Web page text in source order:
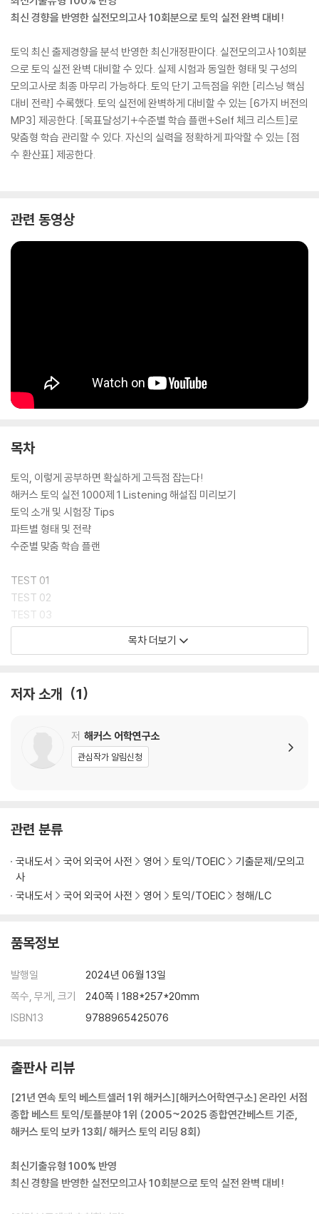
최신 경향을 반영한 실전모의고사 10회분으로 토익 실전 완벽 대비!
토익 최신 출제경향을 분석 반영한 최신개정판이다. 실전모의고사 10회분
으로 토익 실전 완벽 대비할 수 있다. 실제 시험과 동일한 형태 및 구성의
모의고사로 최종 마무리 가능하다. 토익 단기 고득점을 위한 [리스닝 핵심
대비 전략] 수록했다. 토익 실전에 완벽하게 대비할 수 있는 [6가지 버전의
MP3] 제공한다. [목표달성기+수준별 학습 플랜+Self 체크 리스트]로
맞춤형 학습 관리할 수 있다. 자신의 실력을 정확하게 파악할 수 있는 [점
수 환산표] 제공한다.
관련 동영상
목차
토익, 이렇게 공부하면 확실하게 고득점 잡는다!
해커스 토익 실전 1000제 1 Listening 해설집 미리보기
토익 소개 및 시험장 Tips
파트별 형태 및 전략
수준별 맞춤 학습 플랜
TEST 01
TEST 02
TEST 03
TEST 04
TEST 08
스크립트
TEST 01
TEST 02
TEST 03
TEST 04
TEST 07
TEST 09
TEST 10
Answer Sheet
목차 더보기
저자 소개 1
저 해커스 어학연구소
관심작가 알림신청
관련 분류
국내도서 국어 외국어 사전 영어 토익/TOEIC
기출문제/모의고
사
국내도서
국어 외국어 사전 영어 토익/TOEIC 청해/LC
품목정보
발행일
2024년 06월 13일
쪽수, 무게, 크기
240쪽 | 188*257*20mm
ISBN13
9788965425076
출판사 리뷰
[21년 연속 토익 베스트셀러 1위 해커스][해커스어학연구소] 온라인 서점
종합 베스트 토익/토플분야 1위 (2005~2025 종합연간베스트 기준,
해커스 토익 보카 13회/ 해커스 토익 리딩 8회)
최신기출유형 100% 반영
최신 경향을 반영한 실전모의고사 10회분으로 토익 실전 완벽 대비!